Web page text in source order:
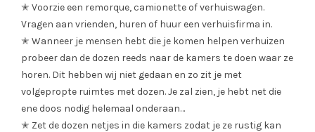
✭ Voorzie een remorque, camionette of verhuiswagen.
Vragen aan vrienden, huren of huur een verhuisfirma in.
✭ Wanneer je mensen hebt die je komen helpen verhuizen
probeer dan de dozen reeds naar de kamers te doen waar ze
horen. Dit hebben wij niet gedaan en zo zit je met
volgepropte ruimtes met dozen. Je zal zien, je hebt net die
ene doos nodig helemaal onderaan…
✭ Zet de dozen netjes in die kamers zodat je ze rustig kan